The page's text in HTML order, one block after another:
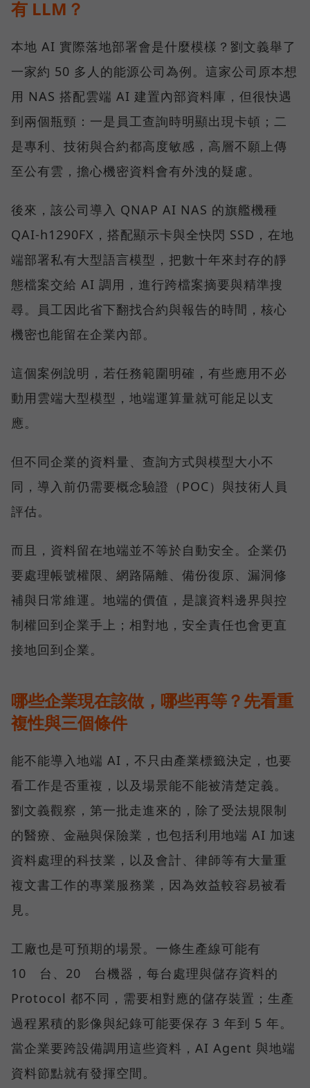
有 LLM？
本地 AI 實際落地部署會是什麼模樣？劉文義舉了
一家約 50 多人的能源公司為例。這家公司原本想
用 NAS 搭配雲端 AI 建置內部資料庫，但很快遇
到兩個瓶頸：一是員工查詢時明顯出現卡頓；二
是專利、技術與合約都高度敏感，高層不願上傳
至公有雲，擔心機密資料會有外洩的疑慮。
後來，該公司導入 QNAP AI NAS 的旗艦機種
QAI-h1290FX，搭配顯示卡與全快閃 SSD，在地
端部署私有大型語言模型，把數十年來封存的靜
態檔案交給 AI 調用，進行跨檔案摘要與精準搜
尋。員工因此省下翻找合約與報告的時間，核心
機密也能留在企業內部。
這個案例說明，若任務範圍明確，有些應用不必
動用雲端大型模型，地端運算量就可能足以支
應。
但不同企業的資料量、查詢方式與模型大小不
同，導入前仍需要概念驗證（POC）與技術人員
評估。
而且，資料留在地端並不等於自動安全。企業仍
要處理帳號權限、網路隔離、備份復原、漏洞修
補與日常維運。地端的價值，是讓資料邊界與控
制權回到企業手上；相對地，安全責任也會更直
接地回到企業。
哪些企業現在該做，哪些再等？先看重
複性與三個條件
能不能導入地端 AI，不只由產業標籤決定，也要
看工作是否重複，以及場景能不能被清楚定義。
劉文義觀察，第一批走進來的，除了受法規限制
的醫療、金融與保險業，也包括利用地端 AI 加速
資料處理的科技業，以及會計、律師等有大量重
複文書工作的專業服務業，因為效益較容易被看
見。
工廠也是可預期的場景。一條生產線可能有
10 台、20 台機器，每台處理與儲存資料的
Protocol 都不同，需要相對應的儲存裝置；生產
過程累積的影像與紀錄可能要保存 3 年到 5 年。
當企業要跨設備調用這些資料，AI Agent 與地端
資料節點就有發揮空間。